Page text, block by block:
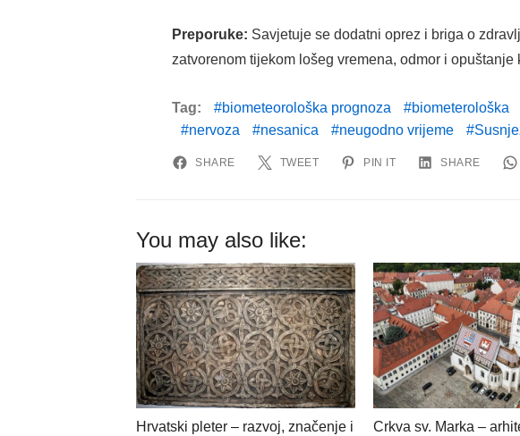
Preporuke: Savjetuje se dodatni oprez i briga o
zatvorenom tijekom lošeg vremena, odmor i
Tag: biometeorološka prognoza biometerološka
nervoza
nesanica neugodno vrijeme
SHARE TWEET PIN IT SHARE
You may also like:
Hrvatski pleter – razvoj, značenje i
Crkva sv. Marka –